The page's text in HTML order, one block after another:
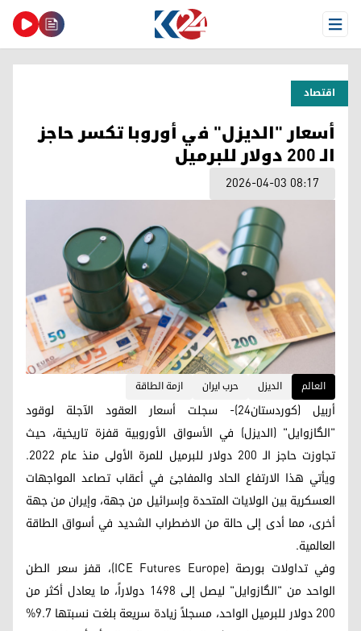
Open Menu
اقتصاد
أسعار "الديزل" في أوروبا تكسر حاجز
الـ 200 دولار للبرميل
2026-04-03 08:17
العالم الديزل حرب ايران ازمة الطاقة
أربيل (كوردستان24)- سجلت أسعار العقود الآجلة لوقود
"الگازوایل" (الديزل) في الأسواق الأوروبية قفزة تاريخية، حيث
تجاوزت حاجز الـ 200 دولار للبرميل للمرة الأولى منذ عام 2022.
ويأتي هذا الارتفاع الحاد والمفاجئ في أعقاب تصاعد المواجهات
العسكرية بين الولايات المتحدة وإسرائيل من جهة، وإيران من جهة
أخرى، مما أدى إلى حالة من الاضطراب الشديد في أسواق الطاقة
العالمية.
وفي تداولات بورصة (ICE Futures Europe)، قفز سعر الطن
الواحد من "الگازوایل" ليصل إلى 1498 دولاراً، ما يعادل أكثر من
200 دولار للبرميل الواحد، مسجلاً زيادة سريعة بلغت نسبتها 9.7%